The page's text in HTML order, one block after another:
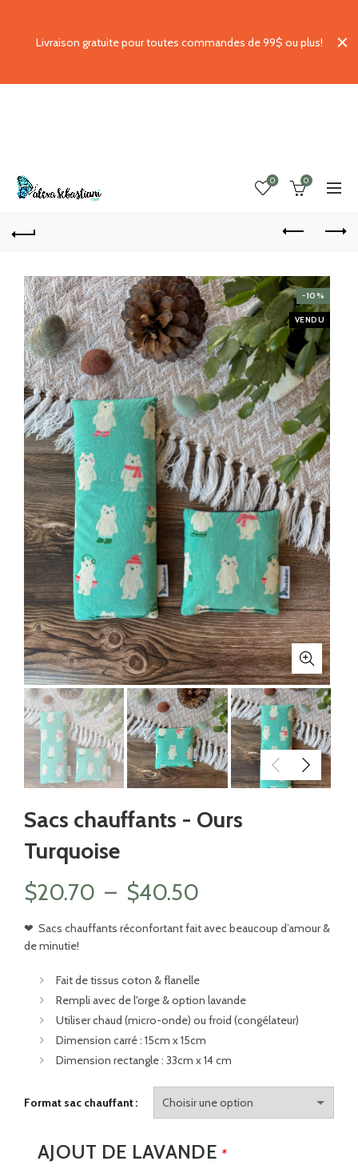
0 0
-10%
VENDU
Sacs chauffants - Ours
Turquoise
$20.70 – $40.50
de
$20.70
à
$40.50
❤ Sacs chauffants réconfortant fait avec beaucoup d’amour &
de minutie!
Fait de tissus coton & flanelle
Rempli avec de l'orge & option lavande
Utiliser chaud (micro-onde) ou froid (congélateur)
Dimension carré : 15cm x 15cm
Dimension rectangle : 33cm x 14 cm
Format sac chauffant
AJOUT DE LAVANDE*
Livraison gratuite pour toutes commandes de 99$ ou plus!